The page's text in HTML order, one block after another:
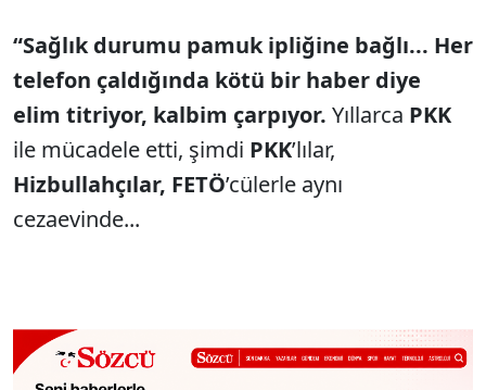
“Sağlık durumu pamuk ipliğine bağlı... Her
telefon çaldığında kötü bir haber diye
elim titriyor, kalbim çarpıyor. Yıllarca PKK
ile mücadele etti, şimdi PKK’lılar,
Hizbullahçılar, FETÖ’cülerle aynı
cezaevinde...